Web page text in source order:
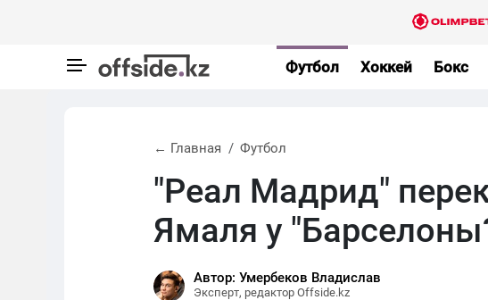
Футбол Хоккей Бокс
← Главная Футбол
"Реал Мадрид"
Ямаля у
Автор: Умербеков Владислав
Эксперт, редактор Offside.kz